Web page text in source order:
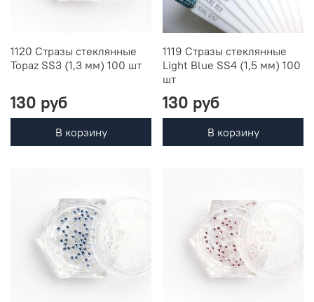
1120 Стразы стеклянные
Topaz SS3 (1,3 мм) 100 шт
130 руб
В корзину
1119 Стразы стеклянные
Light Blue SS4 (1,5 мм) 100
шт
130 руб
В корзину